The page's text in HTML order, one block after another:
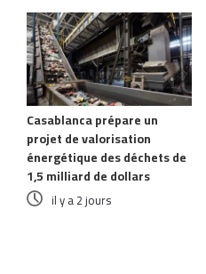
Casablanca prépare un
projet de valorisation
énergétique des déchets de
1,5 milliard de dollars
il y a 2 jours